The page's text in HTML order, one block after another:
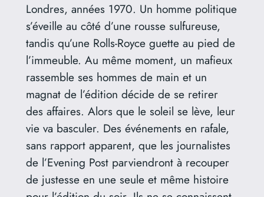
Londres, années 1970. Un homme politique
s’éveille au côté d’une rousse sulfureuse,
tandis qu’une Rolls-Royce guette au pied de
l’immeuble. Au même moment, un mafieux
rassemble ses hommes de main et un
magnat de l’édition décide de se retirer
des affaires. Alors que le soleil se lève, leur
vie va basculer. Des événements en rafale,
sans rapport apparent, que les journalistes
de l’Evening Post parviendront à recouper
de justesse en une seule et même histoire